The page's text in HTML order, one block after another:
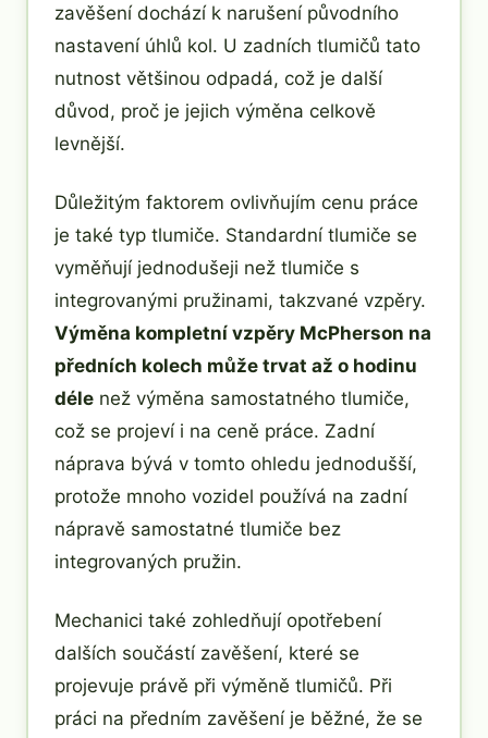
zavěšení dochází k narušení původního
nastavení úhlů kol. U zadních tlumičů tato
nutnost většinou odpadá, což je další
důvod, proč je jejich výměna celkově
levnější.
Důležitým faktorem ovlivňujím cenu práce
je také typ tlumiče. Standardní tlumiče se
vyměňují jednodušeji než tlumiče s
integrovanými pružinami, takzvané vzpěry.
Výměna kompletní vzpěry McPherson na
předních kolech může trvat až o hodinu
déle než výměna samostatného tlumiče,
což se projeví i na ceně práce. Zadní
náprava bývá v tomto ohledu jednodušší,
protože mnoho vozidel používá na zadní
nápravě samostatné tlumiče bez
integrovaných pružin.
Mechanici také zohledňují opotřebení
dalších součástí zavěšení, které se
projevuje právě při výměně tlumičů. Při
práci na předním zavěšení je běžné, že se